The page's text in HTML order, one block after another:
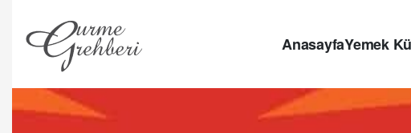
AnasayfaYemek